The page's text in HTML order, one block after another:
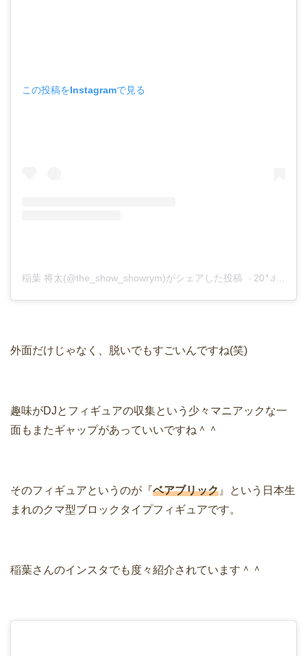
この投稿をInstagramで見る
稲葉 将太(@the_show_showrym)がシェアした投稿 – 2018年 1月月6日午後7時15分PST
外面だけじゃなく、脱いでもすごいんですね(笑)
趣味がDJとフィギュアの収集という少々マニアックな一
面もまたギャップがあっていいですね＾＾
そのフィギュアというのが『ベアブリック 』という日本生
まれのクマ型ブロックタイプフィギュアです。
稲葉さんのインスタでも度々紹介されています＾＾